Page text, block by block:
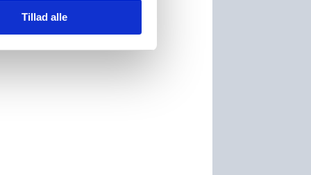
Tillad alle